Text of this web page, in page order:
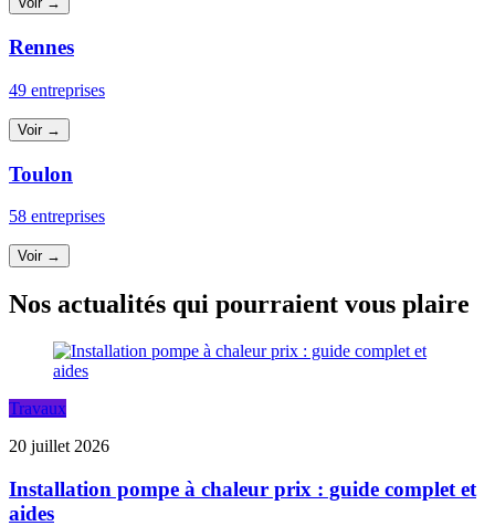
Rennes
49 entreprises
Voir →
Toulon
58 entreprises
Voir →
Nos actualités qui pourraient vous plaire
Travaux
20 juillet 2026
Installation pompe à chaleur prix : guide complet et
aides